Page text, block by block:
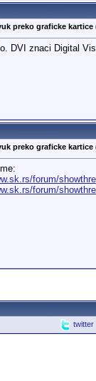
preko graficke kartice
DVI znaci Digital
preko graficke kartice
forum/
forum/
twitter